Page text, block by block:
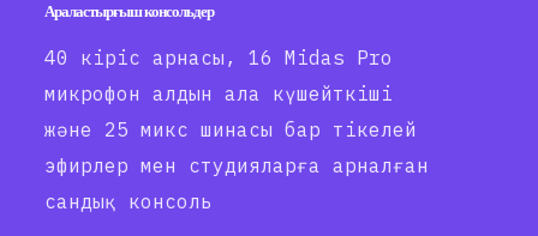
Араластырғыш консольдер
40 кіріс арнасы, 16 Midas Pro
микрофон алдын ала күшейткіші
және 25 микс шинасы бар тікелей
эфирлер мен студияларға арналған
сандық консоль